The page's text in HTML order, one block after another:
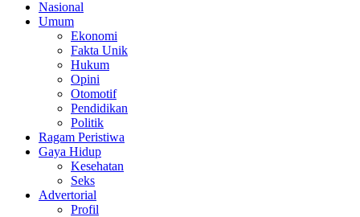
Nasional
Umum
Ekonomi
Fakta Unik
Hukum
Opini
Otomotif
Pendidikan
Politik
Ragam Peristiwa
Gaya Hidup
Kesehatan
Seks
Advertorial
Profil